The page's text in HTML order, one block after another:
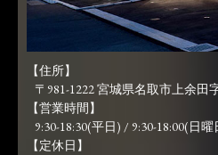
【住所】
〒981-1222 宮城県名取市上余田
【営業時間】
9:30-18:30(平日) / 9:30-18:00(日曜
【定休日】